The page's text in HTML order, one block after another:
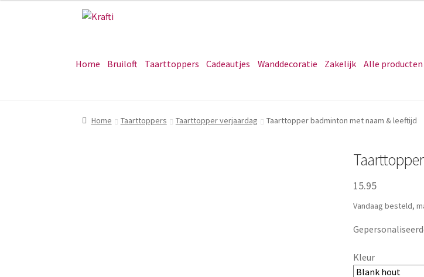
Ga
navigatie
Ga
inhoud
Home Bruiloft Taarttoppers Cadeautjes Wanddecoratie Zakelijk Alle producten
Home Taarttoppers Taarttopper verjaardag Taarttopper badminton met naam & leeftijd
15.95
Vandaag besteld,
Kleur